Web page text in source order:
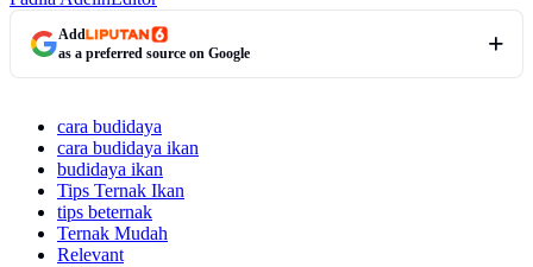
Add
as a preferred source on Google
cara budidaya
cara budidaya ikan
budidaya ikan
Tips Ternak Ikan
tips beternak
Ternak Mudah
Relevant